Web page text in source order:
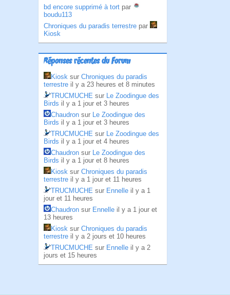
bd encore supprimé à tort par
boudu113
Chroniques du paradis terrestre par
Kiosk
Réponses récentes du Forum
Kiosk sur Chroniques du paradis
terrestre il y a 23 heures et 8 minutes
TRUCMUCHE sur Le Zoodingue des
Birds il y a 1 jour et 3 heures
Chaudron sur Le Zoodingue des
Birds il y a 1 jour et 3 heures
TRUCMUCHE sur Le Zoodingue des
Birds il y a 1 jour et 4 heures
Chaudron sur Le Zoodingue des
Birds il y a 1 jour et 8 heures
Kiosk sur Chroniques du paradis
terrestre il y a 1 jour et 11 heures
TRUCMUCHE sur Ennelle il y a 1
jour et 11 heures
Chaudron sur Ennelle il y a 1 jour et
13 heures
Kiosk sur Chroniques du paradis
terrestre il y a 2 jours et 10 heures
TRUCMUCHE sur Ennelle il y a 2
jours et 15 heures